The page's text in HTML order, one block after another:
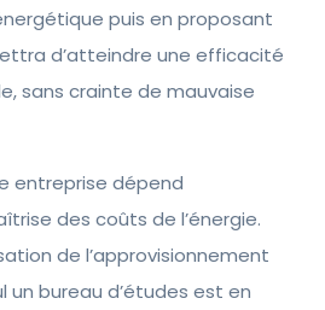
puis en proposant
d’atteindre une efficacité
sans crainte de mauvaise
entreprise dépend
des coûts de l’énergie.
de l’approvisionnement
bureau d’études est en